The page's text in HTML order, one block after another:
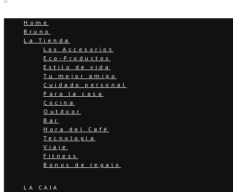
Home
Bruno
La Tienda
Los Accesorios
Eco-Productos
Estilo de vida
Tu mejor amigo
Cuidado personal
Para la casa
Cocina
Outdoor
Bar
Hora del Café
Tecnología
Viaje
Fitness
Bonos de regalo
LA CAJA